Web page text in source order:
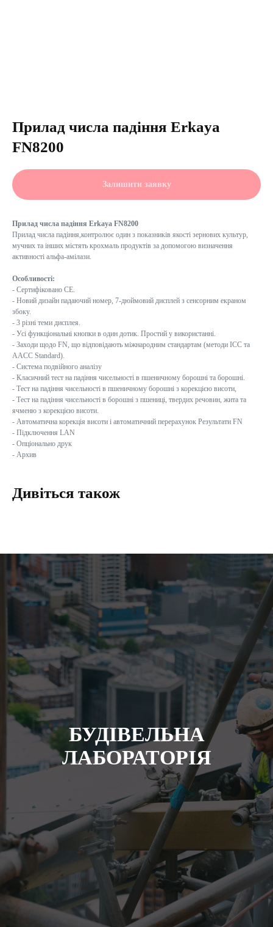
Прилад числа падіння Erkaya
FN8200
Залишити заявку
Прилад числа падіння Erkaya FN8200
Прилад числа падіння,контролює один з показників якості зернових культур,
мучних та інших містять крохмаль продуктів за допомогою визначення
активності альфа-амілази.
Особливості:
- Сертифіковано CE.
- Новий дизайн падаючий номер, 7-дюймовий дисплей з сенсорним екраном
збоку.
- 3 різні теми дисплея.
- Усі функціональні кнопки в один дотик. Простий у використанні.
- Заходи щодо FN, що відповідають міжнародним стандартам (методи ICC та
AACC Standard).
- Система подвійного аналізу
- Класичний тест на падіння чисельності в пшеничному борошні та борошні.
- Тест на падіння чисельності в пшеничному борошні з корекцією висоти,
- Тест на падіння чисельності в борошні з пшениці, твердих речовин, жита та
ячменю з корекцією висоти.
- Автоматична корекція висоти і автоматичний перерахунок Результати FN
- Підключення LAN
- Опціонально друк
- Архив
Дивіться також
БУДIВЕЛЬНА
ЛАБОРАТОРIЯ